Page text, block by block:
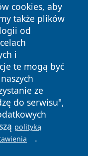
cookies, aby
także plików
od
i
te mogą być
ze
do serwisu",
polityką
.
prawa
Polityka
Cookies